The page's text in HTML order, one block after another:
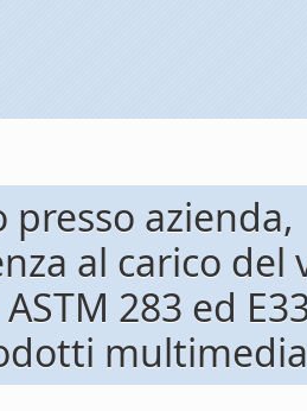
presso azienda,
al carico del
283 ed